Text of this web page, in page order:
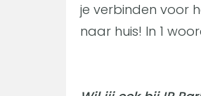
je verbinden voor
naar huis! In 1